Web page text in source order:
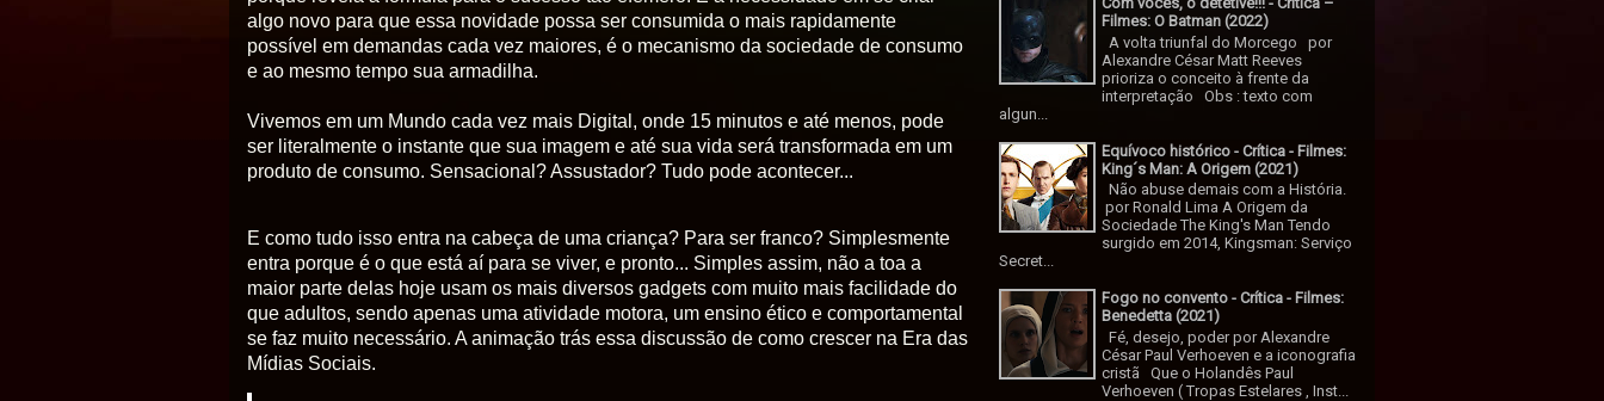
algo novo para que essa novidade possa ser consumida o mais rapidamente
possível em demandas cada vez maiores, é o mecanismo da sociedade de consumo
e ao mesmo tempo sua armadilha.
Vivemos em um Mundo cada vez mais Digital, onde 15 minutos e até menos, pode
ser literalmente o instante que sua imagem e até sua vida será transformada em um
produto de consumo. Sensacional? Assustador? Tudo pode acontecer...
E como tudo isso entra na cabeça de uma criança? Para ser franco? Simplesmente
entra porque é o que está aí para se viver, e pronto... Simples assim, não a toa a
maior parte delas hoje usam os mais diversos gadgets com muito mais facilidade do
que adultos, sendo apenas uma atividade motora, um ensino ético e comportamental
se faz muito necessário. A animação trás essa discussão de como crescer na Era das
Mídias Sociais.
Filmes: O Batman (2022)
A volta triunfal do Morcego por
Alexandre César Matt Reeves
prioriza o conceito à frente da
interpretação Obs : texto com
algun...
Equívoco histórico - Crítica - Filmes:
King´s Man: A Origem (2021)
Não abuse demais com a História.
por Ronald Lima A Origem da
Sociedade The King's Man Tendo
surgido em 2014, Kingsman: Serviço
Secret...
Fogo no convento - Crítica - Filmes:
Benedetta (2021)
Fé, desejo, poder por Alexandre
César Paul Verhoeven e a iconografia
cristã Que o Holandês Paul
Verhoeven ( Tropas Estelares , Inst...